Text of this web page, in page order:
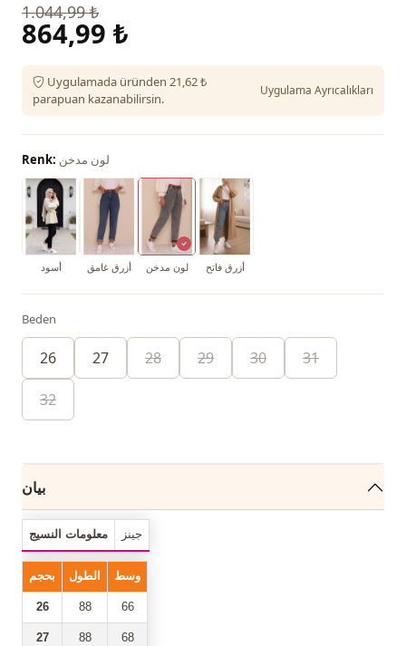
1.044,99 ₺
864,99 ₺
Uygulamada üründen 21,62 ₺
parapuan kazanabilirsin.
Uygulama Ayrıcalıkları
Renk: لون مدخن
أسود أزرق غامق لون مدخن أزرق فاتح
Beden
26 27 28 29 30 31
32
بيان
معلومات النسيج جينز
بحجم الطول وسط
26 88 66
27 88 68